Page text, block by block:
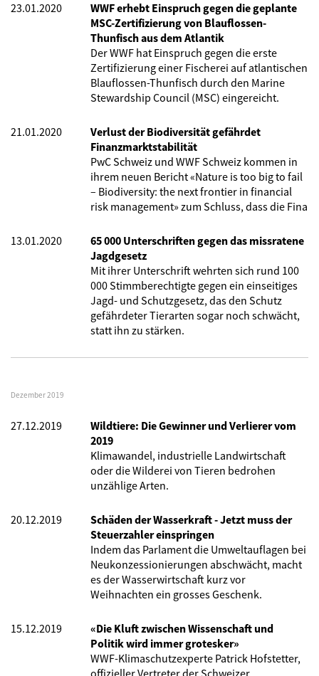
23.01.2020
WWF erhebt Einspruch gegen die geplante
MSC-Zertifizierung von Blauflossen-
Thunfisch aus dem Atlantik
Der WWF hat Einspruch gegen die erste
Zertifizierung einer Fischerei auf atlantischen
Blauflossen-Thunfisch durch den Marine
Stewardship Council (MSC) eingereicht.
21.01.2020
Verlust der Biodiversität gefährdet
Finanzmarktstabilität
PwC Schweiz und WWF Schweiz kommen in
ihrem neuen Bericht «Nature is too big to fail
– Biodiversity: the next frontier in financial
risk management» zum Schluss, dass die Fina
13.01.2020
65 000 Unterschriften gegen das missratene
Jagdgesetz
Mit ihrer Unterschrift wehrten sich rund 100
000 Stimmberechtigte gegen ein einseitiges
Jagd- und Schutzgesetz, das den Schutz
gefährdeter Tierarten sogar noch schwächt,
statt ihn zu stärken.
Dezember 2019
27.12.2019
Wildtiere: Die Gewinner und Verlierer vom
2019
Klimawandel, industrielle Landwirtschaft
oder die Wilderei von Tieren bedrohen
unzählige Arten.
20.12.2019
Schäden der Wasserkraft - Jetzt muss der
Steuerzahler einspringen
Indem das Parlament die Umweltauflagen bei
Neukonzessionierungen abschwächt, macht
es der Wasserwirtschaft kurz vor
Weihnachten ein grosses Geschenk.
15.12.2019
«Die Kluft zwischen Wissenschaft und
Politik wird immer grotesker»
WWF-Klimaschutzexperte Patrick Hofstetter,
offizieller Vertreter der Schweizer